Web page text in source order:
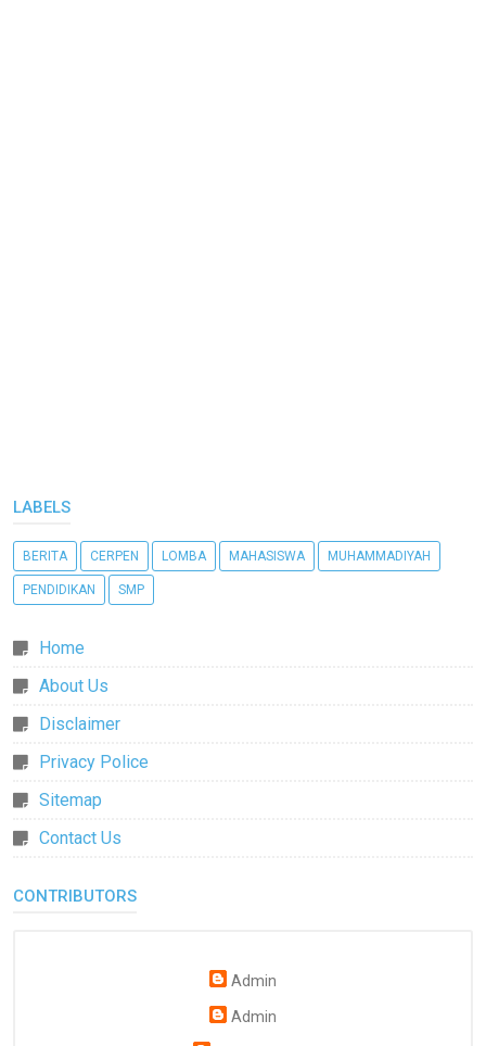
LABELS
BERITA CERPEN LOMBA MAHASISWA MUHAMMADIYAH
PENDIDIKAN SMP
Home
About Us
Disclaimer
Privacy Police
Sitemap
Contact Us
CONTRIBUTORS
Admin
Admin